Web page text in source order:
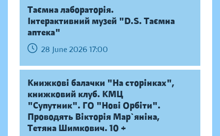
Таємна лабораторія.
Інтерактивний музей "D.S. Таємна
аптека"
28 June 2026 17:00
Книжкові балачки "На сторінках",
книжковий клуб. КМЦ
"Супутник". ГО "Нові Орбіти".
Проводять Вікторія Мар`яніна,
Тетяна Шимкович. 10 +